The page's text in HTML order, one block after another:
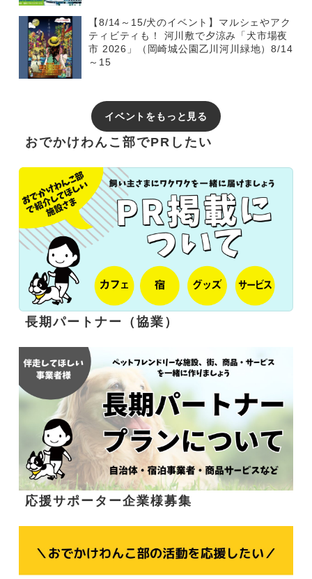
【8/14～15/犬のイベント】マルシェやアク
ティビティも！ 河川敷で夕涼み「犬市場夜
市 2026」（岡崎城公園乙川河川緑地）8/14
～15
イベントをもっと見る
おでかけわんこ部でPRしたい
長期パートナー（協業）
応援サポーター企業様募集